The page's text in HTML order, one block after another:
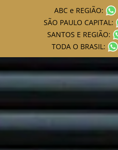
ABC e REGIÃO:
SÃO PAULO CAPITAL:
SANTOS E REGIÃO:
TODA O BRASIL: